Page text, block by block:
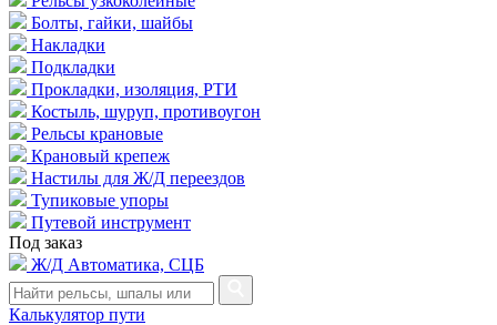
Болты, гайки, шайбы
Накладки
Подкладки
Прокладки, изоляция, РТИ
Костыль, шуруп, противоугон
Рельсы крановые
Крановый крепеж
Настилы для Ж/Д переездов
Тупиковые упоры
Путевой инструмент
Под заказ
Ж/Д Автоматика, СЦБ
Калькулятор пути